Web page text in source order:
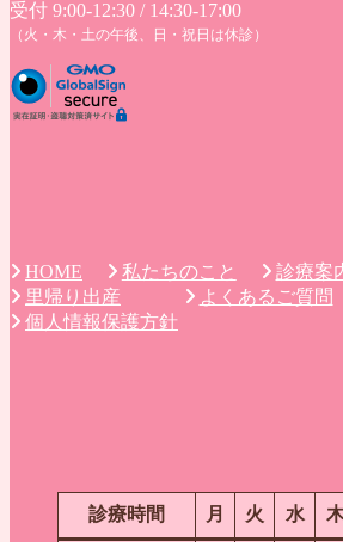
り
受付 9:00-12:30 / 14:30-17:00
（火・木・土の午後、日・祝日は休診）
HOME 私たちのこと 診療案
里帰り出産
よくあるご質問
個人情報保護方針
診療時間 月 火 水